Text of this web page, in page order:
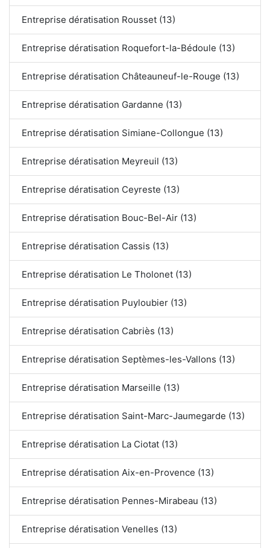
Entreprise dératisation Rousset (13)
Entreprise dératisation Roquefort-la-Bédoule (13)
Entreprise dératisation Châteauneuf-le-Rouge (13)
Entreprise dératisation Gardanne (13)
Entreprise dératisation Simiane-Collongue (13)
Entreprise dératisation Meyreuil (13)
Entreprise dératisation Ceyreste (13)
Entreprise dératisation Bouc-Bel-Air (13)
Entreprise dératisation Cassis (13)
Entreprise dératisation Le Tholonet (13)
Entreprise dératisation Puyloubier (13)
Entreprise dératisation Cabriès (13)
Entreprise dératisation Septèmes-les-Vallons (13)
Entreprise dératisation Marseille (13)
Entreprise dératisation Saint-Marc-Jaumegarde (13)
Entreprise dératisation La Ciotat (13)
Entreprise dératisation Aix-en-Provence (13)
Entreprise dératisation Pennes-Mirabeau (13)
Entreprise dératisation Venelles (13)